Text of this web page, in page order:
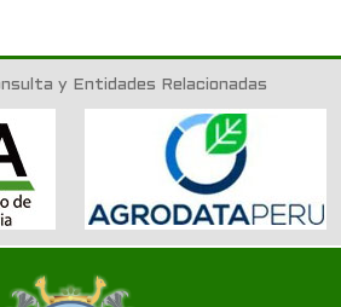
y Entidades Relacionadas